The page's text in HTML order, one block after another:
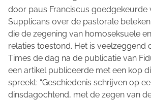
door paus Franciscus goedgekeurde
Supplicans over de pastorale
die de zegening van homoseksuele
relaties toestond. Het is veelzeggend
Times de dag na de publicatie van
een artikel publiceerde met een kop
spreekt: “Geschiedenis schrijven op
dinsdagochtend, met de zegen van